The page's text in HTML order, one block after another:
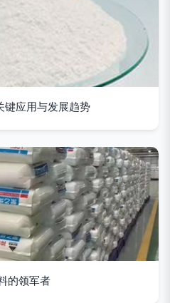
键应用与发展趋势
的领军者